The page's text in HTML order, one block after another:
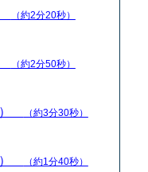
（約2分20秒）
（約2分50秒）
） （約3分30秒）
） （約1分40秒）